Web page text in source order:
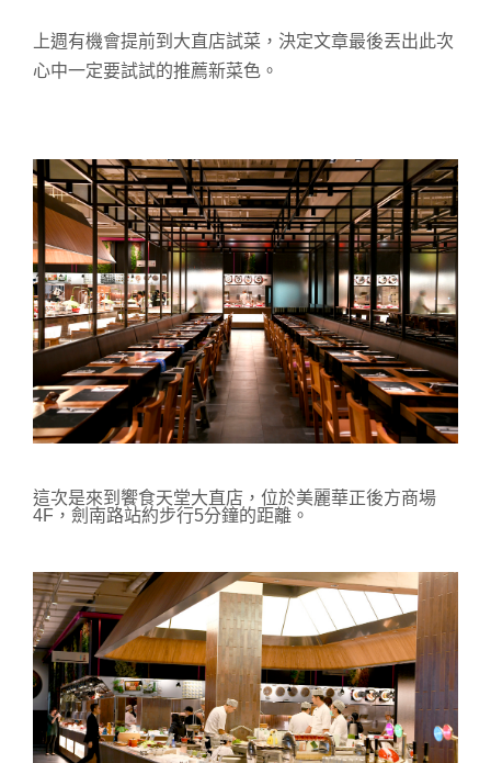
上週有機會提前到大直店試菜， 決定文章最後丟出此次
心中一定要試試的推薦新菜色。
這次是來到饗食天堂大直店，位於美麗華正後方商場
4F，劍南路站約步行5分鐘的距離。